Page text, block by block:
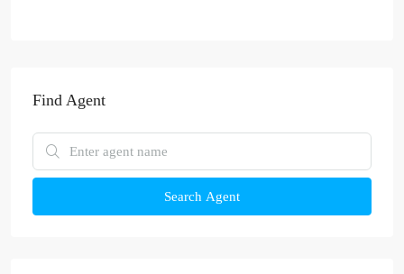
Find Agent
Search Agent